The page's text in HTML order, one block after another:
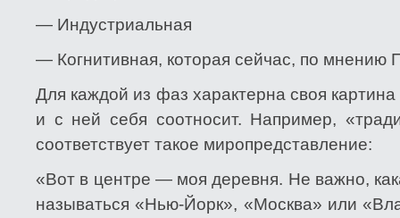
— Индустриальная
— Когнитивная, которая сейчас, по мнению
Для каждой из фаз характерна своя
и с ней себя соотносит. Например,
соответствует такое миропредставление:
«Вот в центре — моя деревня. Не важно,
называться «Нью-Йорк», «Москва» или